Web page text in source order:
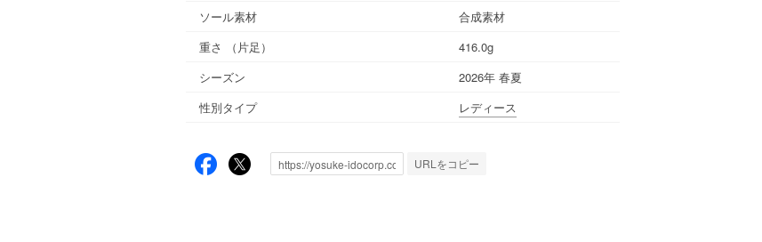
ソール素材
合成素材
重さ
（片足）
416.0g
シーズン
2026年 春夏
性別タイプ
レディース
URLをコピー